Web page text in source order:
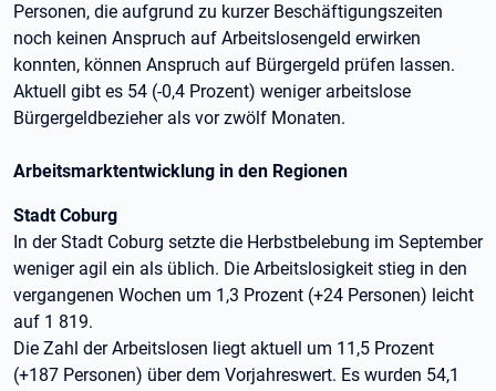
Personen, die aufgrund zu kurzer Beschäftigungszeiten
noch keinen Anspruch auf Arbeitslosengeld erwirken
konnten, können Anspruch auf Bürgergeld prüfen lassen.
Aktuell gibt es 54 (-0,4 Prozent) weniger arbeitslose
Bürgergeldbezieher als vor zwölf Monaten.
Arbeitsmarktentwicklung in den Regionen
Stadt Coburg
In der Stadt Coburg setzte die Herbstbelebung im September
weniger agil ein als üblich. Die Arbeitslosigkeit stieg in den
vergangenen Wochen um 1,3 Prozent (+24 Personen) leicht
auf 1 819.
Die Zahl der Arbeitslosen liegt aktuell um 11,5 Prozent
(+187 Personen) über dem Vorjahreswert. Es wurden 54,1